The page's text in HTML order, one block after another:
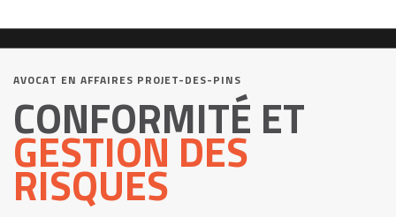
AVOCAT EN AFFAIRES PROJET-DES-PINS
CONFORMITÉ ET
GESTION DES
RISQUES